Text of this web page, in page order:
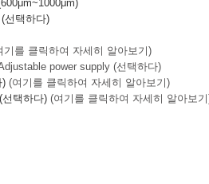
선택하다)
기를 클릭하여 자세히 알아보기)
power supply (선택하다)
)(여기를 클릭하여 자세히 알아보기)
선택하다)(여기를 클릭하여 자세히 알아보